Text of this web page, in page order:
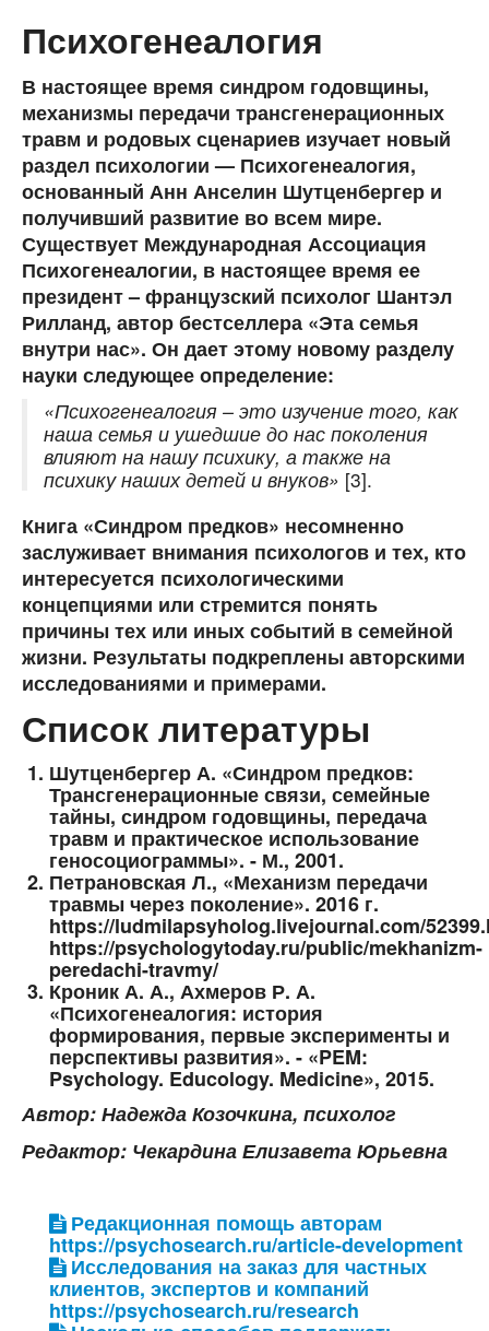
Психогенеалогия
В настоящее время синдром годовщины,
механизмы передачи трансгенерационных
травм и родовых сценариев изучает новый
раздел психологии — Психогенеалогия,
основанный Анн Анселин Шутценбергер и
получивший развитие во всем мире.
Существует Международная Ассоциация
Психогенеалогии, в настоящее время ее
президент – французский психолог Шантэл
Рилланд, автор бестселлера «Эта семья
внутри нас». Он дает этому новому разделу
науки следующее определение:
«Психогенеалогия – это изучение того, как
наша семья и ушедшие до нас поколения
влияют на нашу психику, а также на
психику наших детей и внуков» [3].
Книга «Синдром предков» несомненно
заслуживает внимания психологов и тех, кто
интересуется психологическими
концепциями или стремится понять
причины тех или иных событий в семейной
жизни. Результаты подкреплены авторскими
исследованиями и примерами.
Список литературы
Шутценбергер А. «Синдром предков:
Трансгенерационные связи, семейные
тайны, синдром годовщины, передача
травм и практическое использование
геносоциограммы». - М., 2001.
Петрановская Л., «Механизм передачи
травмы через поколение». 2016 г.
https://ludmilapsyholog.livejournal.com/
https://psychologytoday.ru/public/mekhanizm-
peredachi-travmy/
Кроник А. А., Ахмеров Р. А.
«Психогенеалогия: история
формирования, первые эксперименты и
перспективы развития». - «PEM:
Psychology. Educology. Medicine», 2015.
Автор: Надежда Козочкина, психолог
Редактор: Чекардина Елизавета Юрьевна
Редакционная помощь авторам
https://psychosearch.ru/article-development
Исследования на заказ для частных
клиентов, экспертов и компаний
https://psychosearch.ru/research